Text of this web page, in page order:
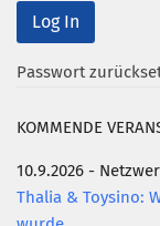
Passwort
KOMMENDE
10.9.2026 -
Thalia & Toysino: